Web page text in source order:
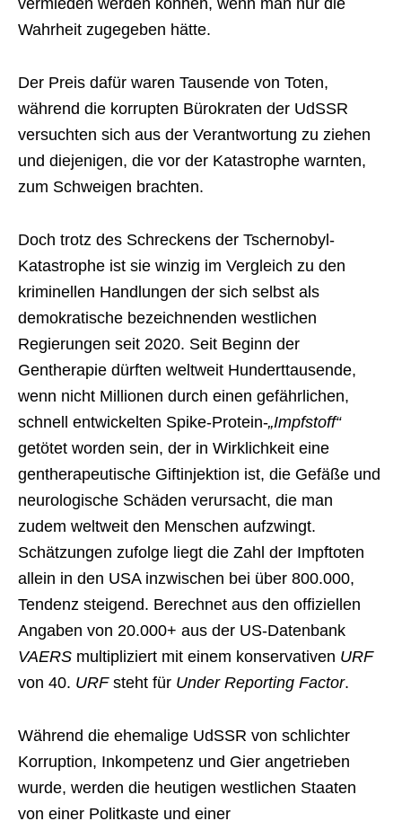
vermieden werden können, wenn man nur die
Wahrheit zugegeben hätte.
Der Preis dafür waren Tausende von Toten,
während die korrupten Bürokraten der UdSSR
versuchten sich aus der Verantwortung zu ziehen
und diejenigen, die vor der Katastrophe warnten,
zum Schweigen brachten.
Doch trotz des Schreckens der Tschernobyl-
Katastrophe ist sie winzig im Vergleich zu den
kriminellen Handlungen der sich selbst als
demokratische bezeichnenden westlichen
Regierungen seit 2020. Seit Beginn der
Gentherapie dürften weltweit Hunderttausende,
wenn nicht Millionen durch einen gefährlichen,
schnell entwickelten Spike-Protein-„Impfstoff“
getötet worden sein, der in Wirklichkeit eine
gentherapeutische Giftinjektion ist, die Gefäße und
neurologische Schäden verursacht, die man
zudem weltweit den Menschen aufzwingt.
Schätzungen zufolge liegt die Zahl der Impftoten
allein in den USA inzwischen bei über 800.000,
Tendenz steigend. Berechnet aus den offiziellen
Angaben von 20.000+ aus der US-Datenbank
VAERS multipliziert mit einem konservativen URF
von 40. URFsteht für Under Reporting Factor.
Während die ehemalige UdSSR von schlichter
Korruption, Inkompetenz und Gier angetrieben
wurde, werden die heutigen westlichen Staaten
von einer Politkaste und einer